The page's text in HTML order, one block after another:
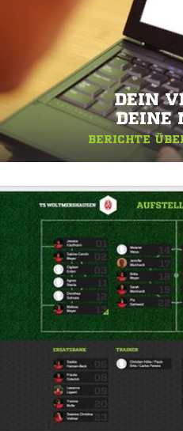
DEIN
DEINE
BERICHTE